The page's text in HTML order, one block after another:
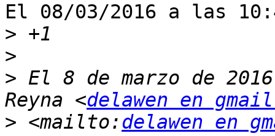
El 08/03/2016 a las
>
>
> El 8 de marzo de
Reyna <delawen en
> <mailto:delawen en